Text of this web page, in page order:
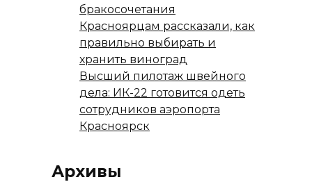
бракосочетания
Красноярцам рассказали, как
правильно выбирать и
хранить виноград
Высший пилотаж швейного
дела: ИК-22 готовится одеть
сотрудников аэропорта
Красноярск
Архивы